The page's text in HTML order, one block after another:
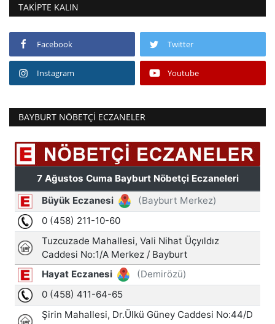
TAKIPTE KALIN
Facebook Twitter
Instagram Youtube
BAYBURT NÖBETÇI ECZANELER